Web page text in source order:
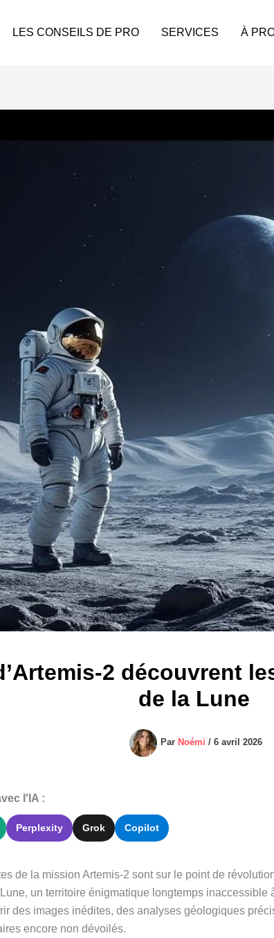
LES CONSEILS DE PRO SERVICES À
2 découvrent
de la Lune
Par Noémi / 6 avril 2026
l'IA :
Perplexity Grok Copilot
de la mission Artemis-2 sont sur le point de
un territoire énigmatique longtemps
des images inédites, des analyses géologiques
encore non dévoilés.